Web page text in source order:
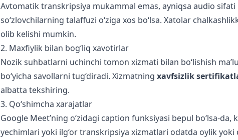
Avtomatik transkripsiya mukammal emas, ayniqsa audio sifati
so‘zlovchilarning talaffuzi o‘ziga xos bo‘lsa. Xatolar
olib kelishi mumkin.
2. Maxfiylik bilan bog‘liq xavotirlar
Nozik suhbatlarni uchinchi tomon xizmati bilan bo‘lishish
bo‘yicha savollarni tug‘diradi. Xizmatning xavfsizlik
albatta tekshiring.
3. Qo‘shimcha xarajatlar
Google Meet’ning o‘zidagi caption funksiyasi bepul bo‘lsa-
yechimlari yoki ilg‘or transkripsiya xizmatlari odatda oylik yoki